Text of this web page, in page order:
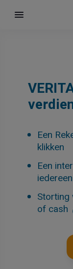
Een
klikken
Een
iedereen
Storting
of cash